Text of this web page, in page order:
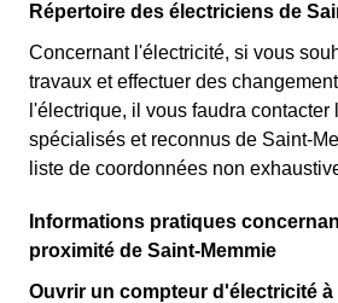
Répertoire des électriciens de
Concernant l'électricité, si vous
travaux et effectuer des
l'électrique, il vous faudra contacter
spécialisés et reconnus de Saint-
liste de coordonnées non
Informations pratiques
proximité de Saint-Memmie
Ouvrir un compteur d'électricité à